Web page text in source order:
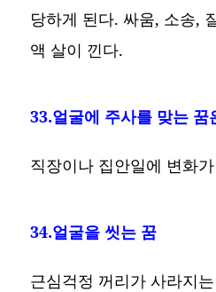
당하게 된다. 싸움, 소송,
액 살이 낀다.
33.얼굴에 주사를 맞는 꿈
직장이나 집안일에 변화
34.얼굴을 씻는 꿈
근심걱정 꺼리가 사라지